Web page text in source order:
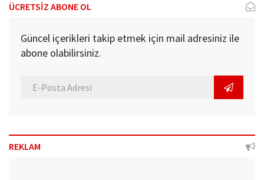
ÜCRETSİZ ABONE OL
Güncel içerikleri takip etmek için mail adresiniz ile
abone olabilirsiniz.
REKLAM